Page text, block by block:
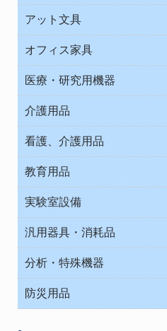
診察・診断
与薬・調剤薬局
アット文具
ＯＡ・パソコン用品
オフィス家具
オフィス作業用品
医療・研究用機器
ウエアー
チューブコネクタ素材
テープ・ラベル・紙製
デシケーター類
ベット周辺
ベンチ無菌ドラフト
院内感染防止、空気清浄器類
運搬
温度・湿度管理機器
加圧・減圧・油ポンプ
介護用品
介護・リハビリ
看護、介護用品
院内感染防止、空気清浄器類
救急
健康機器・用品
事務・受付
処置・手術
中材・滅菌・洗浄
教育用品
ノート・紙製品
実験室設備
コンテナー保温容器
工具類
事務用品・ＯＡデスク
清掃用品
汎用器具・消耗品
テープ・ラベル・紙製
金属・樹脂実験必需２
樹脂容器各種
分析・特殊機器
検査用品
防災用品